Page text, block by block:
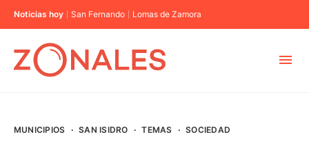
Noticias hoy San Fernando Lomas de Zamora
MUNICIPIOS · SAN ISIDRO · TEMAS · SOCIEDAD